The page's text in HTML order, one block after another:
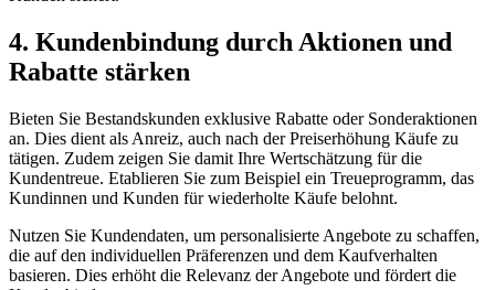
4. Kundenbindung durch Aktionen und
Rabatte stärken
Bieten Sie Bestandskunden exklusive Rabatte oder Sonderaktionen
an. Dies dient als Anreiz, auch nach der Preiserhöhung Käufe zu
tätigen. Zudem zeigen Sie damit Ihre Wertschätzung für die
Kundentreue. Etablieren Sie zum Beispiel ein Treueprogramm, das
Kundinnen und Kunden für wiederholte Käufe belohnt.
Nutzen Sie Kundendaten, um personalisierte Angebote zu schaffen,
die auf den individuellen Präferenzen und dem Kaufverhalten
basieren. Dies erhöht die Relevanz der Angebote und fördert die